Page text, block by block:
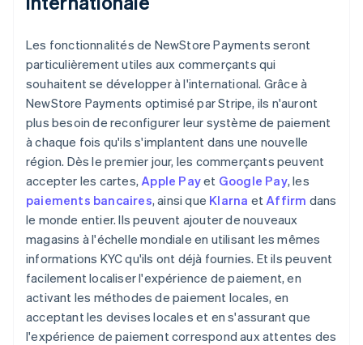
Les fonctionnalités de NewStore Payments seront
particulièrement utiles aux commerçants qui
souhaitent se développer à l'international. Grâce à
NewStore Payments optimisé par Stripe, ils n'auront
plus besoin de reconfigurer leur système de paiement
à chaque fois qu'ils s'implantent dans une nouvelle
région. Dès le premier jour, les commerçants peuvent
accepter les cartes, Apple Payet Google Pay, les
paiements bancaires, ainsi que Klarna et Affirm dans
le monde entier. Ils peuvent ajouter de nouveaux
magasins à l'échelle mondiale en utilisant les mêmes
informations KYC qu'ils ont déjà fournies. Et ils peuvent
facilement localiser l'expérience de paiement, en
activant les méthodes de paiement locales, en
acceptant les devises locales et en s'assurant que
l'expérience de paiement correspond aux attentes des